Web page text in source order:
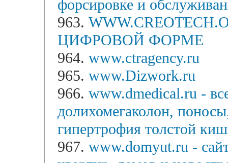
форсировке и
963.
ЦИФРОВОЙ ФОРМЕ
964. www.ctragency.ru
965. www.Dizwork.ru
966. www.dmedical.ru -
долихомегаколон,
гипертрофия толстой
967. www.domyut.ru -